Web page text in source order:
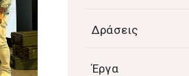
Δράσεις
Έργα